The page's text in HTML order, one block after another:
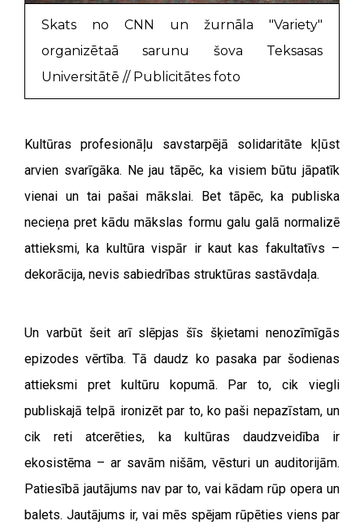
Skats no CNN un žurnāla "Variety"
organizētaā sarunu šova Teksasas
Universitātē // Publicitātes foto
Kultūras profesionāļu savstarpējā solidaritāte kļūst
arvien svarīgāka. Ne jau tāpēc, ka visiem būtu jāpatīk
vienai un tai pašai mākslai. Bet tāpēc, ka publiska
necieņa pret kādu mākslas formu galu galā normalizē
attieksmi, ka kultūra vispār ir kaut kas fakultatīvs –
dekorācija, nevis sabiedrības struktūras sastāvdaļa.
Un varbūt šeit arī slēpjas šīs šķietami nenozīmīgās
epizodes vērtība. Tā daudz ko pasaka par šodienas
attieksmi pret kultūru kopumā. Par to, cik viegli
publiskajā telpā ironizēt par to, ko paši nepazīstam, un
cik reti atcerēties, ka kultūras daudzveidība ir
ekosistēma – ar savām nišām, vēsturi un auditorijām.
Patiesībā jautājums nav par to, vai kādam rūp opera un
balets. Jautājums ir, vai mēs spējam rūpēties viens par